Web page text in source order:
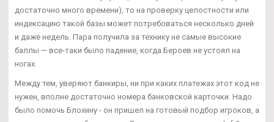
достаточно много времени), то на проверку целостности или
индексацию такой базы может потребоваться несколько дней
и даже недель. Пара получила за технику не самые высокие
баллы — все-таки было падение, когда Бероев не устоял на
ногах.
Между тем, уверяют банкиры, ни при каких платежах этот код не
нужен, вполне достаточно номера банковской карточки. Надо
было помочь Блохину - он пришел на готовый подбор игроков, а